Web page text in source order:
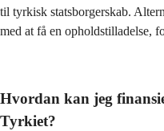
til tyrkisk statsborgerskab.
med at få en opholdstilladelse,
Hvordan kan jeg
Tyrkiet?